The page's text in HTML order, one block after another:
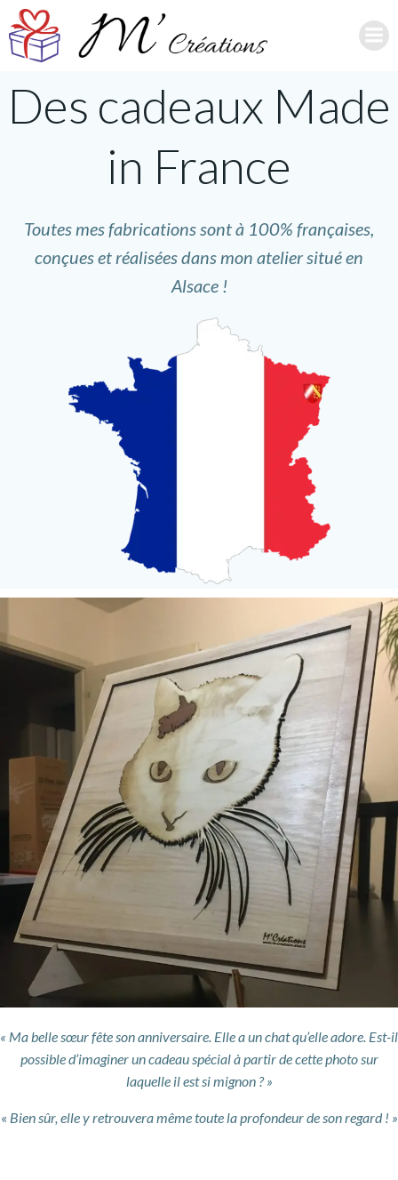
contenu
Des cadeaux Made
in France
Toutes mes fabrications sont à 100% françaises,
conçues et réalisées dans mon atelier situé en
Alsace !
« Ma belle sœur fête son anniversaire. Elle a un chat qu’elle adore. Est-il
possible d’imaginer un cadeau spécial à partir de cette photo sur
laquelle il est si mignon ? »
« Bien sûr, elle y retrouvera même toute la profondeur de son regard ! »